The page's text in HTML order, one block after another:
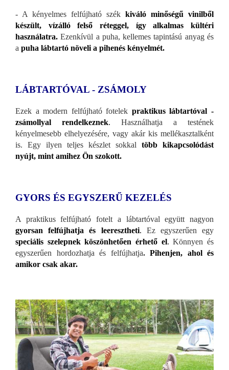
- A kényelmes felfújható szék kiváló minőségű vinilből
készült, vízálló felső réteggel, így alkalmas kültéri
használatra. Ezenkívül a puha, kellemes tapintású anyag és
a puha lábtartó növeli a pihenés kényelmét.
LÁBTARTÓVAL - ZSÁMOLY
Ezek a modern felfújható fotelek praktikus lábtartóval -
zsámollyal rendelkeznek. Használhatja a testének
kényelmesebb elhelyezésére, vagy akár kis mellékasztalként
is. Egy ilyen teljes készlet sokkal több kikapcsolódást
nyújt, mint amihez Ön szokott.
GYORS ÉS EGYSZERŰ KEZELÉS
A praktikus felfújható fotelt a lábtartóval együtt nagyon
gyorsan felfújhatja és leeresztheti. Ez egyszerűen egy
speciális szelepnek köszönhetően érhető el. Könnyen és
egyszerűen hordozhatja és felfújhatja. Pihenjen, ahol és
amikor csak akar.